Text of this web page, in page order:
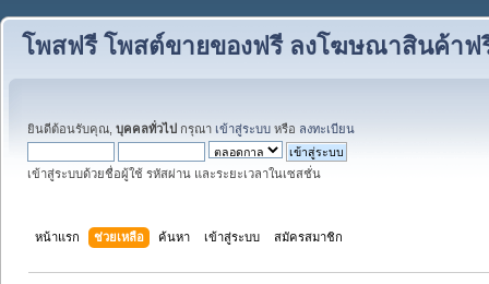
โพสฟรี โพสต์ขายของฟรี ลงโฆษณาสินค้า
ยินดีต้อนรับคุณ, บุคคลทั่วไป กรุณา เข้าสู่ระบบ หรือ ลงทะเบียน
เข้าสู่ระบบด้วยชื่อผู้ใช้ รหัสผ่าน และระยะเวลาในเซสชั่น
หน้าแรก ช่วยเหลือ ค้นหา เข้าสู่ระบบ สมัครสมาชิก